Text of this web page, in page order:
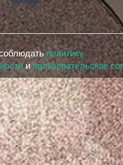
политику
ипользовательское